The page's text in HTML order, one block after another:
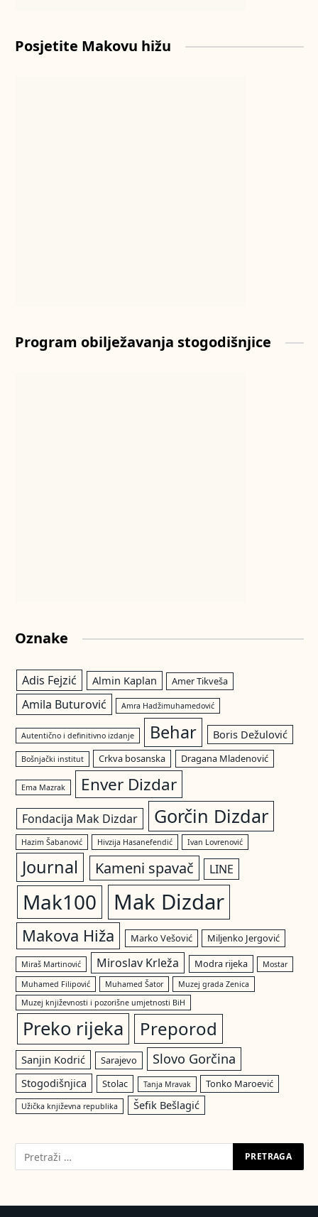
Posjetite Makovu hižu
Program obilježavanja stogodišnjice
Oznake
Adis Fejzić Almin Kaplan Amer Tikveša
Amila Buturović Amra Hadžimuhamedović
Autentično i definitivno izdanje Behar Boris Dežulović
Bošnjački institut Crkva bosanska Dragana Mladenović
Ema Mazrak Enver Dizdar
Fondacija Mak Dizdar Gorčin Dizdar
Hazim Šabanović Hivzija Hasanefendić Ivan Lovrenović
Journal Kameni spavač LINE
Mak100 Mak Dizdar
Makova Hiža Marko Vešović Miljenko Jergović
Miraš Martinović Miroslav Krleža Modra rijeka
Mostar
Muhamed Filipović
Muhamed Šator
Muzej grada Zenica
Muzej književnosti i pozorišne umjetnosti BiH
Preko rijeka Preporod
Sanjin Kodrić Sarajevo Slovo Gorčina
Stogodišnjica Stolac Tanja Mravak Tonko Maroević
Užička književna republika Šefik Bešlagić